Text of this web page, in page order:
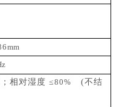
mm
相对湿度 ≤80% (不结